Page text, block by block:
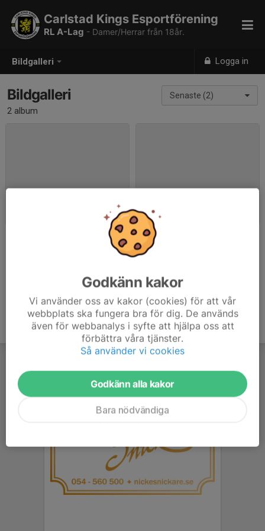
Bildgalleri Logga in
Carlstad Kings Esportförening
RL A-Lag - Damer/Herrar från 18år.
Senaste (2)
Bildgalleri
2 album
2025-04-24
Godkänn kakor
Vi använder oss av kakor (cookies) för att vår
webbplats ska fungera bra för dig. De används
även för webbanalys i syfte att hjälpa oss att
förbättra våra tjänster.
Så använder vi cookies
Godkänn alla kakor
Bara nödvändiga